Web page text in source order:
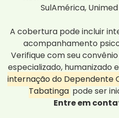
SulAmérica,
A cobertura pode incluir
acompanhamento
Verifique com seu
especializado, humanizado
internação do Dependente
Tabatinga pode ser
Entre em